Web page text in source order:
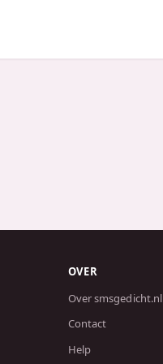
OVER
Over smsgedicht.nl
Contact
Help